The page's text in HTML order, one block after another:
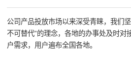
公司产品投放市场以来深受青睐，我们
不可替代”的理念，各地的办事处及时对
户需求，用户遍布全国各地。